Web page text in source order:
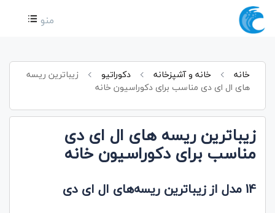
منو
خانه خانه و آشپزخانه دکوراتیو
زیباترین ریسه
های ال ای دی مناسب برای دکوراسیون خانه
زیباترین ریسه های ال ای دی
مناسب برای دکوراسیون خانه
14 مدل از زیباترین ریسه‌های ال ای دی